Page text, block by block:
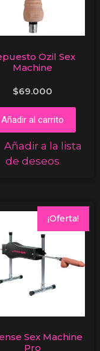
Ozil Sex
Machine
$69.000
Añadir al carrito
Añadir a la lista
de deseos
¡Oferta!
Sex Machine
Pro